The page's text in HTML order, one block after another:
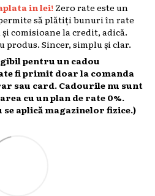
in lei! Zero rate este un
să plătiți bunuri în rate
comisioane la credit, adică.
produs. Sincer, simplu și clar.
pentru un cadou
fi primit doar la comanda
sau card. Cadourile nu sunt
cu un plan de rate 0%.
aplică magazinelor fizice.)